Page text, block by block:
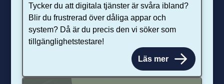
Tycker du att digitala tjänster är svåra ibland?
Blir du frustrerad över dåliga appar och
system? Då är du precis den vi söker som
tillgänglighetstestare!
Läs mer